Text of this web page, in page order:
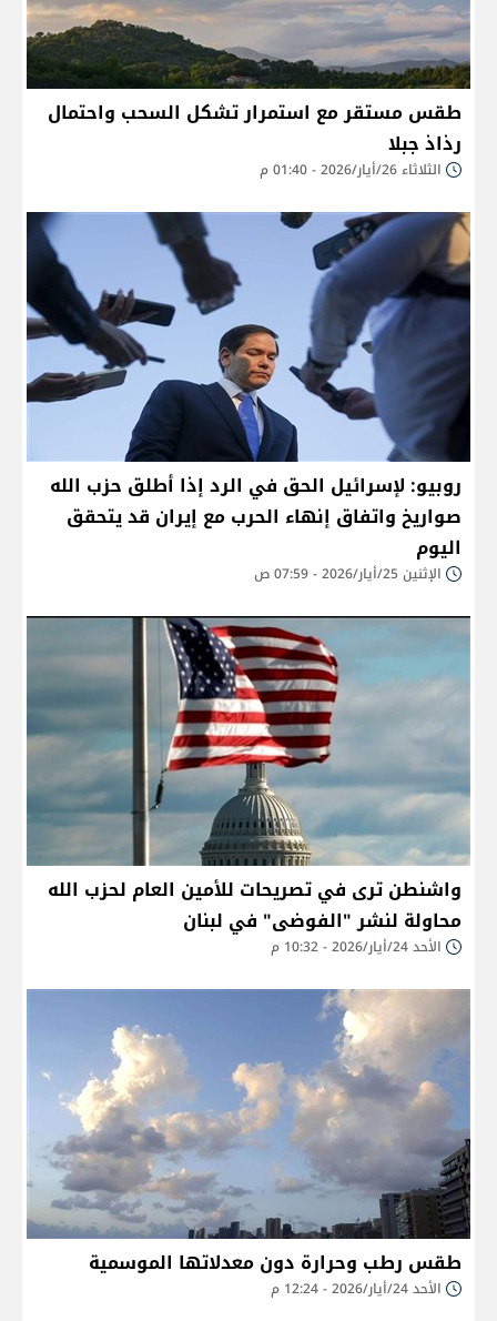
طقس مستقر مع استمرار تشكل السحب واحتمال
رذاذ جبلا
الثلاثاء 26/أيار/2026 - 01:40 م
روبيو: لإسرائيل الحق في الرد إذا أطلق حزب الله
صواريخ واتفاق إنهاء الحرب مع إيران قد يتحقق
اليوم
الإثنين 25/أيار/2026 - 07:59 ص
واشنطن ترى في تصريحات للأمين العام لحزب الله
محاولة لنشر "الفوضى" في لبنان
الأحد 24/أيار/2026 - 10:32 م
طقس رطب وحرارة دون معدلاتها الموسمية
الأحد 24/أيار/2026 - 12:24 م